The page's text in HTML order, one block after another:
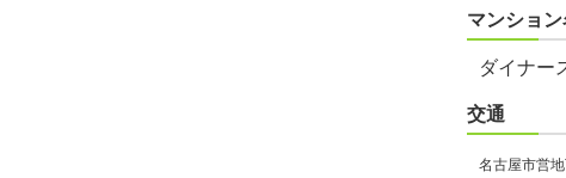
マンション
ダイナー
交通
名古屋市営